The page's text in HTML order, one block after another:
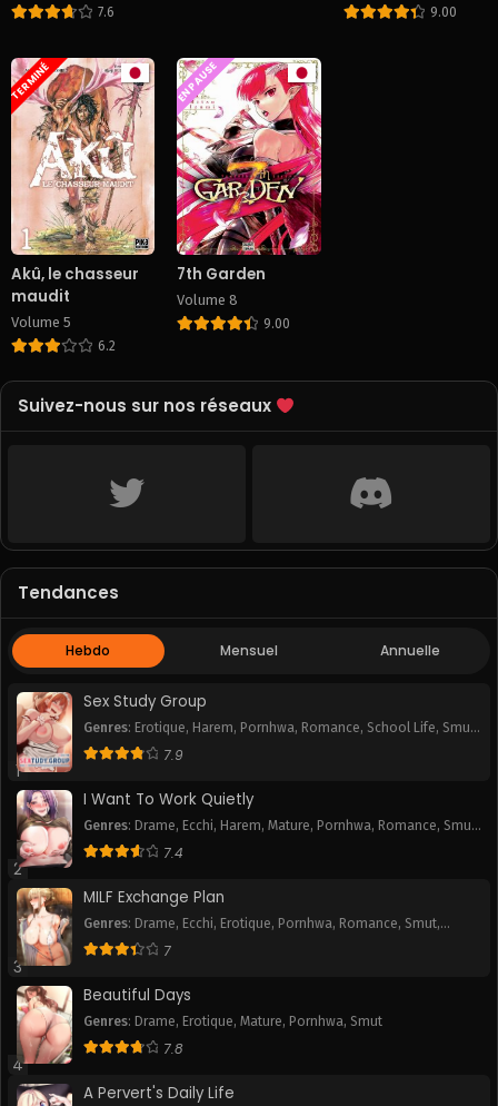
7.6 9.00
TERMINÉ
Akû, le chasseur
maudit
Volume 5
6.2
EN PAUSE
7th Garden
Volume 8
9.00
Suivez-nous sur nos réseaux
Tendances
Hebdo Mensuel Annuelle
1
Sex Study Group
Genres: Erotique, Harem, Pornhwa, Romance, School Life, Smut,
Webtoon
7.9
2
I Want To Work Quietly
Genres: Drame, Ecchi, Harem, Mature, Pornhwa, Romance, Smut,
Webtoon
7.4
3
MILF Exchange Plan
Genres: Drame, Ecchi, Erotique, Pornhwa, Romance, Smut,
Webtoon
7
4
Beautiful Days
Genres: Drame, Erotique, Mature, Pornhwa, Smut
7.8
A Pervert's Daily Life